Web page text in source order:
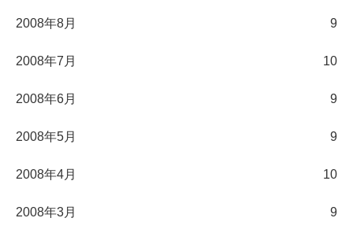
2008年8月 9
2008年7月 10
2008年6月 9
2008年5月 9
2008年4月 10
2008年3月 9